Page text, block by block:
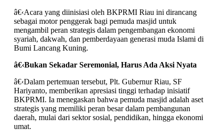
â€‹Acara yang diinisiasi oleh BKPRMI Riau ini dirancang
sebagai motor penggerak bagi pemuda masjid untuk
mengambil peran strategis dalam pengembangan ekonomi
syariah, dakwah, dan pemberdayaan generasi muda Islami di
Bumi Lancang Kuning.
â€‹Bukan Sekadar Seremonial, Harus Ada Aksi Nyata
â€‹Dalam pertemuan tersebut, Plt. Gubernur Riau, SF
Hariyanto, memberikan apresiasi tinggi terhadap inisiatif
BKPRMI. Ia menegaskan bahwa pemuda masjid adalah aset
strategis yang memiliki peran besar dalam pembangunan
daerah, mulai dari sektor sosial, pendidikan, hingga ekonomi
umat.